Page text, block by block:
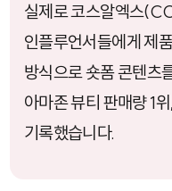
실제로 코스알엑스
인플루언서들에게 제
방식으로 숏폼 콘텐츠
아마존 뷰티 판매량 1
기록했습니다.